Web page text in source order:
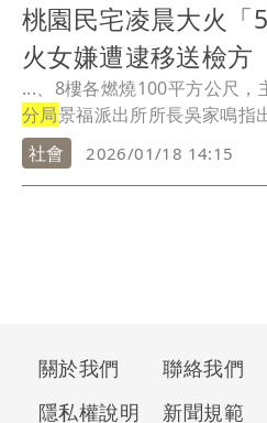
桃園民宅凌晨大火
火女嫌遭逮移送檢方
...、8樓各燃燒100平方公尺，
分局景福派出所所長吳家鳴指
社會
2026/01/18 14:15
關於我們
聯絡我們
隱私權說明
新聞規範